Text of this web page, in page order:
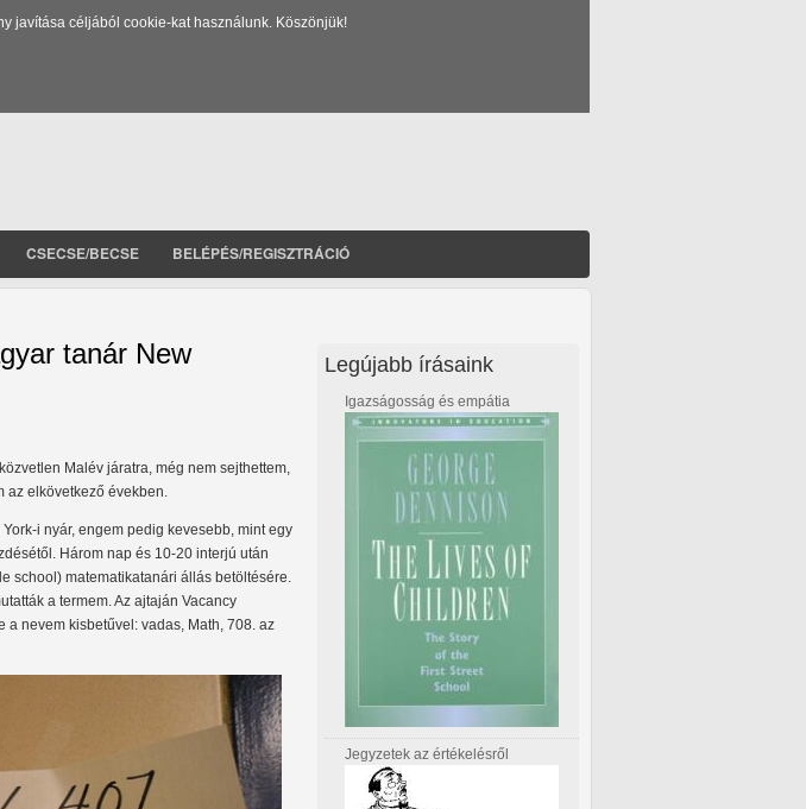
javítása céljából cookie-kat használunk. Köszönjük!
CSECSE/BECSE BELÉPÉS/REGISZTRÁCIÓ
tanár New
Malév járatra, még nem sejthettem,
az elkövetkező években.
i nyár, engem pedig kevesebb, mint egy
Három nap és 10-20 interjú után
school) matematikatanári állás betöltésére.
a termem. Az ajtaján Vacancy
nevem kisbetűvel: vadas, Math, 708. az
Legújabb írásaink
Igazságosság és empátia
Jegyzetek az értékelésről